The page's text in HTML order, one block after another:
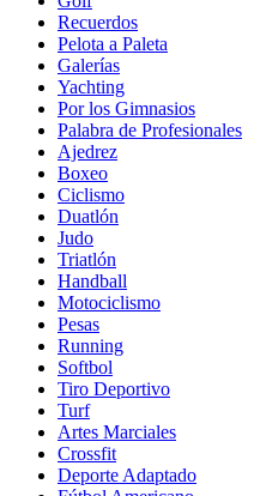
Recuerdos
Pelota a Paleta
Galerías
Yachting
Por los Gimnasios
Palabra de Profesionales
Ajedrez
Boxeo
Ciclismo
Duatlón
Judo
Triatlón
Handball
Motociclismo
Pesas
Running
Softbol
Tiro Deportivo
Turf
Artes Marciales
Crossfit
Deporte Adaptado